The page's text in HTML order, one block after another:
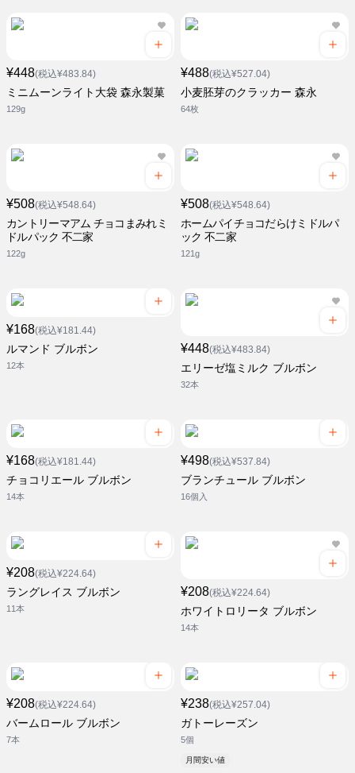
¥448(税込¥483.84)
ミニムーンライト大袋 森永製菓
129g
¥488(税込¥527.04)
小麦胚芽のクラッカー 森永
64枚
¥508(税込¥548.64)
カントリーマアム チョコまみれミ
ドルパック 不二家
122g
¥508(税込¥548.64)
ホームパイチョコだらけミドルパ
ック 不二家
121g
¥168(税込¥181.44)
ルマンド ブルボン
12本
¥448(税込¥483.84)
エリーゼ塩ミルク ブルボン
32本
¥168(税込¥181.44)
チョコリエール ブルボン
14本
¥498(税込¥537.84)
ブランチュール ブルボン
16個入
¥208(税込¥224.64)
ラングレイス ブルボン
11本
¥208(税込¥224.64)
ホワイトロリータ ブルボン
14本
¥208(税込¥224.64)
バームロール ブルボン
7本
¥238(税込¥257.04)
ガトーレーズン
5個
月間安い値